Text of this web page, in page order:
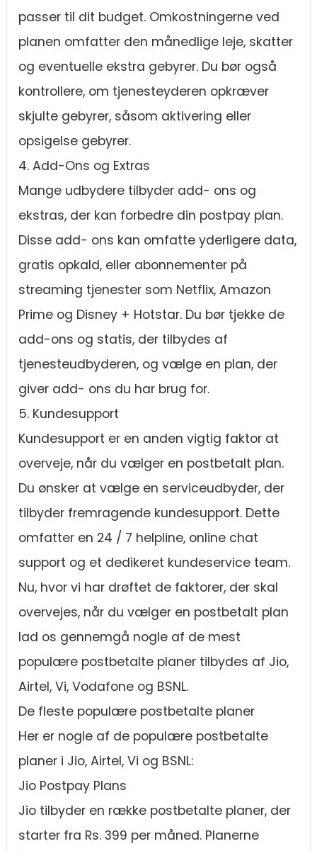
passer til dit budget. Omkostningerne ved
planen omfatter den månedlige leje, skatter
og eventuelle ekstra gebyrer. Du bør også
kontrollere, om tjenesteyderen opkræver
skjulte gebyrer, såsom aktivering eller
opsigelse gebyrer.
4. Add-Ons og Extras
Mange udbydere tilbyder add- ons og
ekstras, der kan forbedre din postpay plan.
Disse add- ons kan omfatte yderligere data,
gratis opkald, eller abonnementer på
streaming tjenester som Netflix, Amazon
Prime og Disney + Hotstar. Du bør tjekke de
add-ons og statis, der tilbydes af
tjenesteudbyderen, og vælge en plan, der
giver add- ons du har brug for.
5. Kundesupport
Kundesupport er en anden vigtig faktor at
overveje, når du vælger en postbetalt plan.
Du ønsker at vælge en serviceudbyder, der
tilbyder fremragende kundesupport. Dette
omfatter en 24 / 7 helpline, online chat
support og et dedikeret kundeservice team.
Nu, hvor vi har drøftet de faktorer, der skal
overvejes, når du vælger en postbetalt plan
lad os gennemgå nogle af de mest
populære postbetalte planer tilbydes af Jio,
Airtel, Vi, Vodafone og BSNL.
De fleste populære postbetalte planer
Her er nogle af de populære postbetalte
planer i Jio, Airtel, Vi og BSNL:
Jio Postpay Plans
Jio tilbyder en række postbetalte planer, der
starter fra Rs. 399 per måned. Planerne